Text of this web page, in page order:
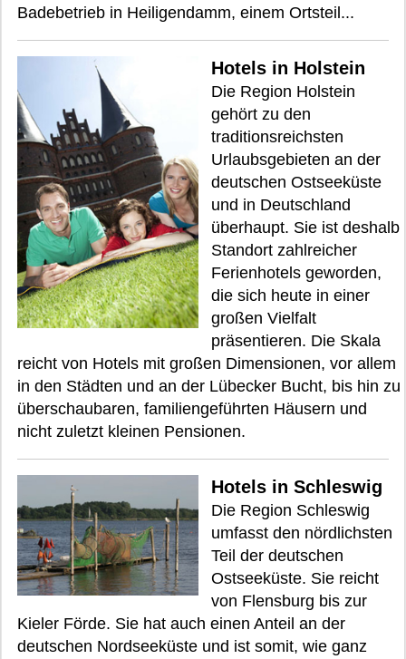
Badebetrieb in Heiligendamm, einem Ortsteil...
Hotels in Holstein
Die Region Holstein
gehört zu den
traditionsreichsten
Urlaubsgebieten an der
deutschen Ostseeküste
und in Deutschland
überhaupt. Sie ist deshalb
Standort zahlreicher
Ferienhotels geworden,
die sich heute in einer
großen Vielfalt
präsentieren. Die Skala
reicht von Hotels mit großen Dimensionen, vor allem
in den Städten und an der Lübecker Bucht, bis hin zu
überschaubaren, familiengeführten Häusern und
nicht zuletzt kleinen Pensionen.
Hotels in Schleswig
Die Region Schleswig
umfasst den nördlichsten
Teil der deutschen
Ostseeküste. Sie reicht
von Flensburg bis zur
Kieler Förde. Sie hat auch einen Anteil an der
deutschen Nordseeküste und ist somit, wie ganz